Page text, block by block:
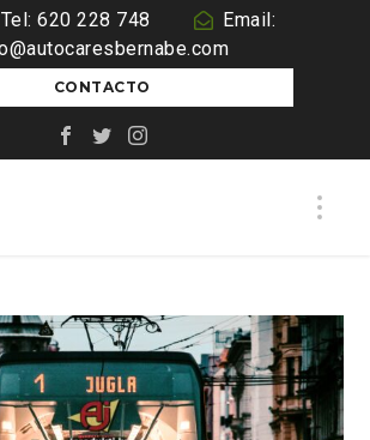
Tel: 620 228 748
Email:
CONTACTO